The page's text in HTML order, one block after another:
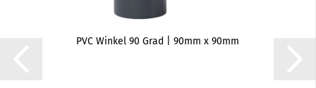
PVC Winkel 90 Grad | 90mm x 90mm